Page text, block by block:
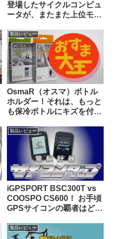
登場したサイクルコンピュ
ータが、またまた上位モデ
製品レビュー
OsmaR（オスマ）ボトル
ホルダー！それは、もっと
も保冷ボトルにキズを付け
ダー（のはず）！！
製品レビュー
iGPSPORT BSC300T vs
COOSPO CS600！ お手頃
GPSサイコンの覇者はどっ
製品レビュー